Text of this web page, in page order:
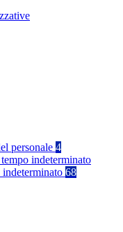
personale 4
indeterminato
indeterminato 68